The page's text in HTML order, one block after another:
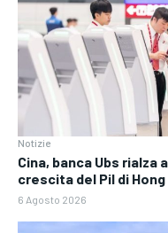
Notizie
Cina, banca Ubs rialza
crescita del Pil di Hong
6 Agosto 2026